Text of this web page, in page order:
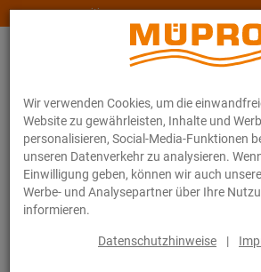
Wir verwenden Cookies, um die
Website zu gewährleisten, Inhalte und
personalisieren, Social-Media-Funktionen
unseren Datenverkehr zu analysieren.
Einwilligung geben, können wir auch
Werbe- und Analysepartner über Ihre
informieren.
Datenschutzhinweise |
www.muepro-maritim.com
Online-Katalog Befestigungstechnik
Edelstahl-Montageteile
Grundplatten mit